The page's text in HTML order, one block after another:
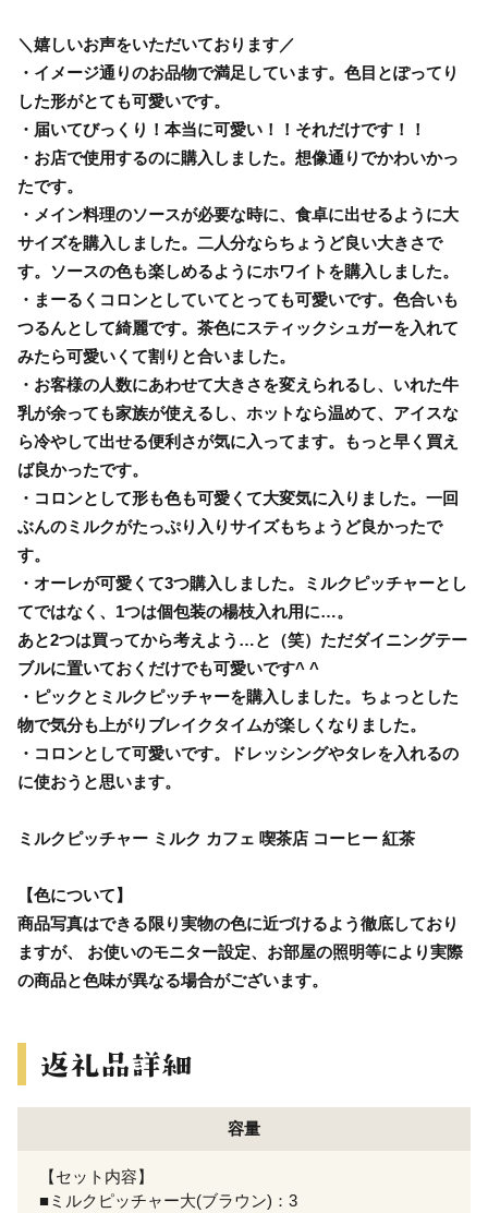
＼嬉しいお声をいただいております／
・イメージ通りのお品物で満足しています。色目とぽってり
した形がとても可愛いです。
・届いてびっくり！本当に可愛い！！それだけです！！
・お店で使用するのに購入しました。想像通りでかわいかっ
たです。
・メイン料理のソースが必要な時に、食卓に出せるように大
サイズを購入しました。二人分ならちょうど良い大きさで
す。ソースの色も楽しめるようにホワイトを購入しました。
・まーるくコロンとしていてとっても可愛いです。色合いも
つるんとして綺麗です。茶色にスティックシュガーを入れて
みたら可愛いくて割りと合いました。
・お客様の人数にあわせて大きさを変えられるし、いれた牛
乳が余っても家族が使えるし、ホットなら温めて、アイスな
ら冷やして出せる便利さが気に入ってます。もっと早く買え
ば良かったです。
・コロンとして形も色も可愛くて大変気に入りました。一回
ぶんのミルクがたっぷり入りサイズもちょうど良かったで
す。
・オーレが可愛くて3つ購入しました。ミルクピッチャーとし
てではなく、1つは個包装の楊枝入れ用に…。
あと2つは買ってから考えよう…と（笑）ただダイニングテー
ブルに置いておくだけでも可愛いです^ ^
・ピックとミルクピッチャーを購入しました。ちょっとした
物で気分も上がりブレイクタイムが楽しくなりました。
・コロンとして可愛いです。ドレッシングやタレを入れるの
に使おうと思います。
ミルクピッチャー ミルク カフェ 喫茶店 コーヒー 紅茶
【色について】
商品写真はできる限り実物の色に近づけるよう徹底しており
ますが、 お使いのモニター設定、お部屋の照明等により実際
の商品と色味が異なる場合がございます。
容量
【セット内容】
■ミルクピッチャー大(ブラウン)：3